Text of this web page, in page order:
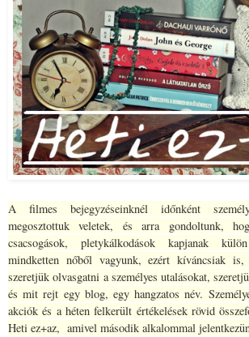
A filmes bejegyzéseinknél időnként
megosztottuk veletek, és arra gondoltunk,
csacsogások, pletykálkodások kapjanak
mindketten nőből vagyunk, ezért kíváncsiak
szeretjük olvasgatni a személyes utalásokat,
és mit rejt egy blog, egy hangzatos név.
akciók és a héten felkerült értékelések rövid
Heti ez+az, amivel második alkalommal